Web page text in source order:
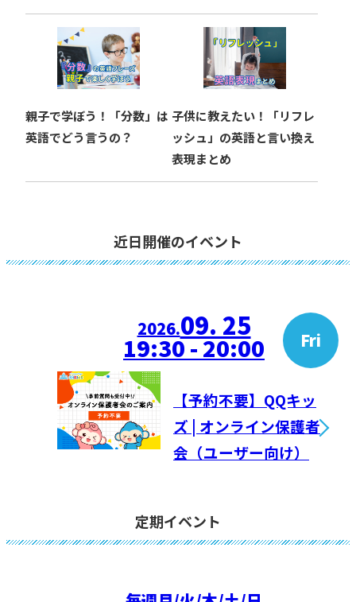
親子で学ぼう！「分数」は
英語でどう言うの？
子供に教えたい！「リフレ
ッシュ」の英語と言い換え
表現まとめ
近日開催のイベント
2026.09. 25 Fri
19:30 - 20:00
【予約不要】QQキッ
ズ | オンライン保護者
会（ユーザー向け）
定期イベント